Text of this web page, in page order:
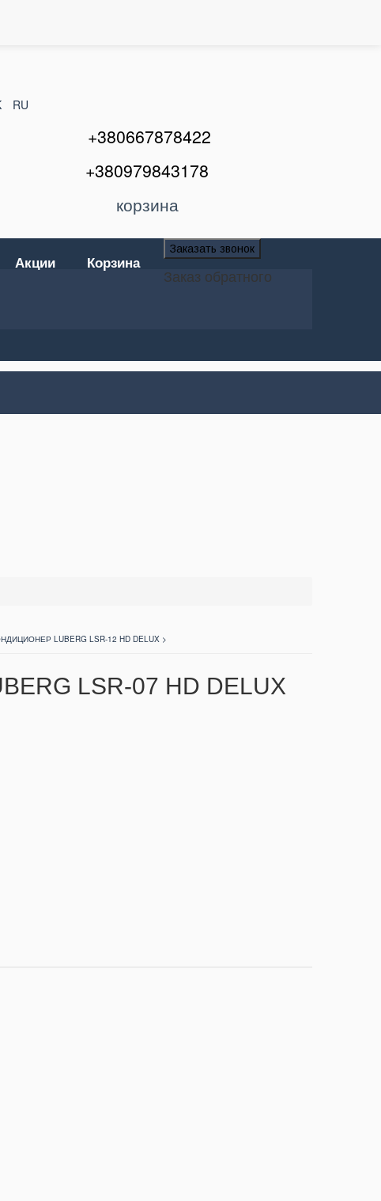
RU
+380667878422
+380979843178
корзина
Акции Корзина
Заказать звонок
Заказ обратного
LUBERG LSR-12 HD DELUX >
LSR-07 HD DELUX